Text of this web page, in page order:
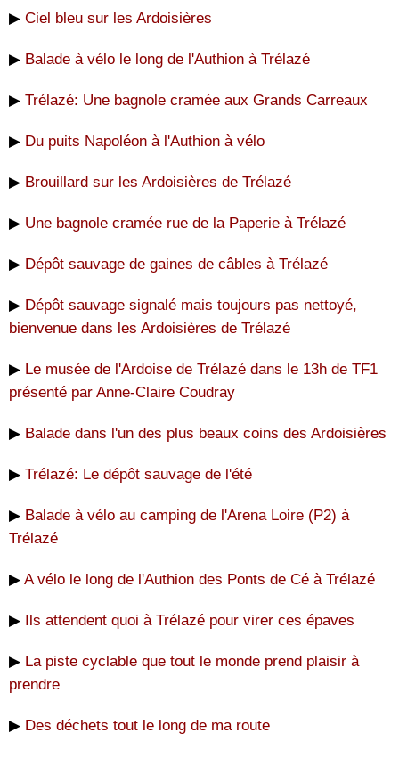
▶ Ciel bleu sur les Ardoisières
▶ Balade à vélo le long de l'Authion à Trélazé
▶ Trélazé: Une bagnole cramée aux Grands Carreaux
▶ Du puits Napoléon à l'Authion à vélo
▶ Brouillard sur les Ardoisières de Trélazé
▶ Une bagnole cramée rue de la Paperie à Trélazé
▶ Dépôt sauvage de gaines de câbles à Trélazé
▶ Dépôt sauvage signalé mais toujours pas nettoyé,
bienvenue dans les Ardoisières de Trélazé
▶ Le musée de l'Ardoise de Trélazé dans le 13h de TF1
présenté par Anne-Claire Coudray
▶ Balade dans l'un des plus beaux coins des Ardoisières
▶ Trélazé: Le dépôt sauvage de l'été
▶ Balade à vélo au camping de l'Arena Loire (P2) à
Trélazé
▶ A vélo le long de l'Authion des Ponts de Cé à Trélazé
▶ Ils attendent quoi à Trélazé pour virer ces épaves
▶ La piste cyclable que tout le monde prend plaisir à
prendre
▶ Des déchets tout le long de ma route